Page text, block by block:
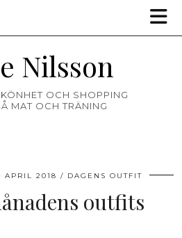
Nilsson
OCH SHOPPING
MAT OCH TRÄNING
APRIL 2018 DAGENS OUTFIT
outfits